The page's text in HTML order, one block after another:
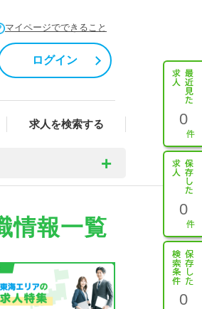
マイページでできること
ログイン
求人を検索する 0
0
0
情報一覧